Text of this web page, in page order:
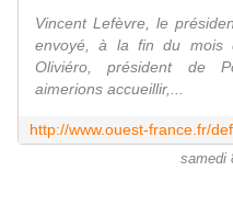
Vincent Lefèvre, le
envoyé, à la fin du mois
Oliviéro, président de
aimerions accueillir,...
samedi